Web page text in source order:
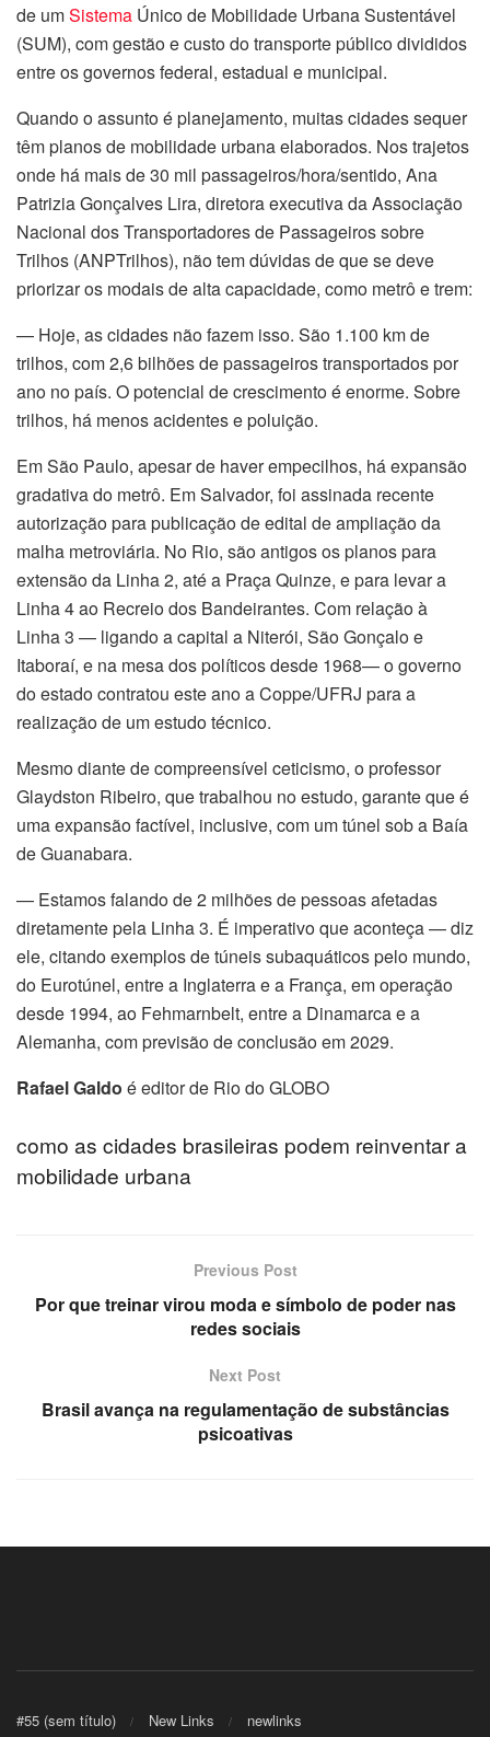
de umSistema Único de Mobilidade Urbana Sustentável
(SUM), com gestão e custo do transporte público divididos
entre os governos federal, estadual e municipal.
Quando o assunto é planejamento, muitas cidades sequer
têm planos de mobilidade urbana elaborados. Nos trajetos
onde há mais de 30 mil passageiros/hora/sentido, Ana
Patrizia Gonçalves Lira, diretora executiva da Associação
Nacional dos Transportadores de Passageiros sobre
Trilhos (ANPTrilhos), não tem dúvidas de que se deve
priorizar os modais de alta capacidade, como metrô e trem:
— Hoje, as cidades não fazem isso. São 1.100 km de
trilhos, com 2,6 bilhões de passageiros transportados por
ano no país. O potencial de crescimento é enorme. Sobre
trilhos, há menos acidentes e poluição.
Em São Paulo, apesar de haver empecilhos, há expansão
gradativa do metrô. Em Salvador, foi assinada recente
autorização para publicação de edital de ampliação da
malha metroviária. No Rio, são antigos os planos para
extensão da Linha 2, até a Praça Quinze, e para levar a
Linha 4 ao Recreio dos Bandeirantes. Com relação à
Linha 3 — ligando a capital a Niterói, São Gonçalo e
Itaboraí, e na mesa dos políticos desde 1968— o governo
do estado contratou este ano a Coppe/UFRJ para a
realização de um estudo técnico.
Mesmo diante de compreensível ceticismo, o professor
Glaydston Ribeiro, que trabalhou no estudo, garante que é
uma expansão factível, inclusive, com um túnel sob a Baía
de Guanabara.
— Estamos falando de 2 milhões de pessoas afetadas
diretamente pela Linha 3. É imperativo que aconteça — diz
ele, citando exemplos de túneis subaquáticos pelo mundo,
do Eurotúnel, entre a Inglaterra e a França, em operação
desde 1994, ao Fehmarnbelt, entre a Dinamarca e a
Alemanha, com previsão de conclusão em 2029.
Rafael Galdo é editor de Rio do GLOBO
como as cidades brasileiras podem reinventar a
mobilidade urbana
Previous Post
Por que treinar virou moda e símbolo de poder nas
redes sociais
Next Post
Brasil avança na regulamentação de substâncias
psicoativas
#55 (sem título) New Links newlinks